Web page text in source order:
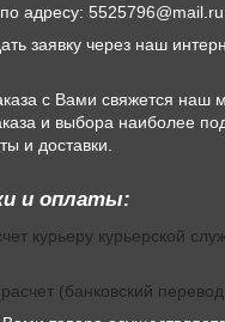
адресу: 5525796@mail.ru
заявку через наш
с Вами свяжется наш
и выбора наиболее
и доставки.
и оплаты:
курьеру курьерской
(банковский перевод